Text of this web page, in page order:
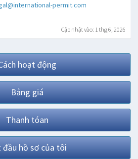
permit.com
Cập nhật vào: 1 thg 6, 2026
hoạt động
Bảng giá
Thanh tóan
đầu hồ sơ của tôi